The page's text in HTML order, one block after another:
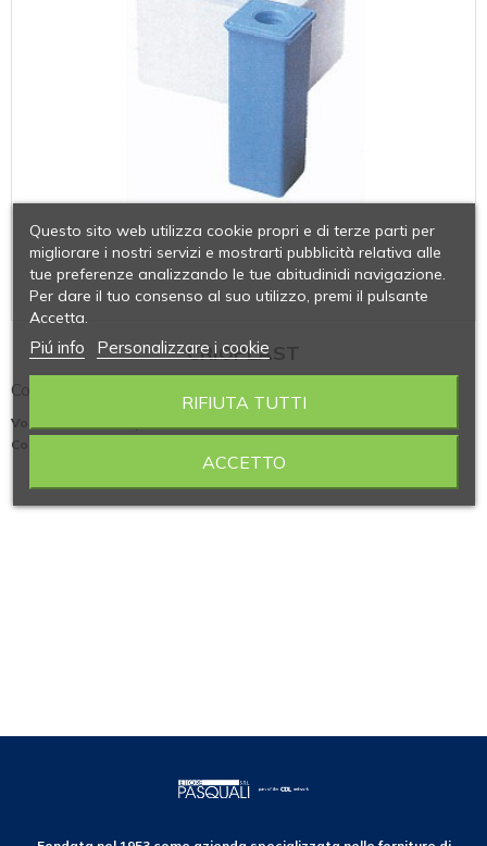
CRIOPLAST
Contenitori per provette CRIOPLAST
Volume vasca
Confezione (pezzi)
Questo sito web utilizza cookie propri e di terze parti per
migliorare i nostri servizi e mostrarti pubblicità relativa alle
tue preferenze analizzando le tue abitudinidi navigazione.
Per dare il tuo consenso al suo utilizzo, premi il pulsante
Accetta.
Piú info Personalizzare i cookie
RIFIUTA TUTTI
ACCETTO